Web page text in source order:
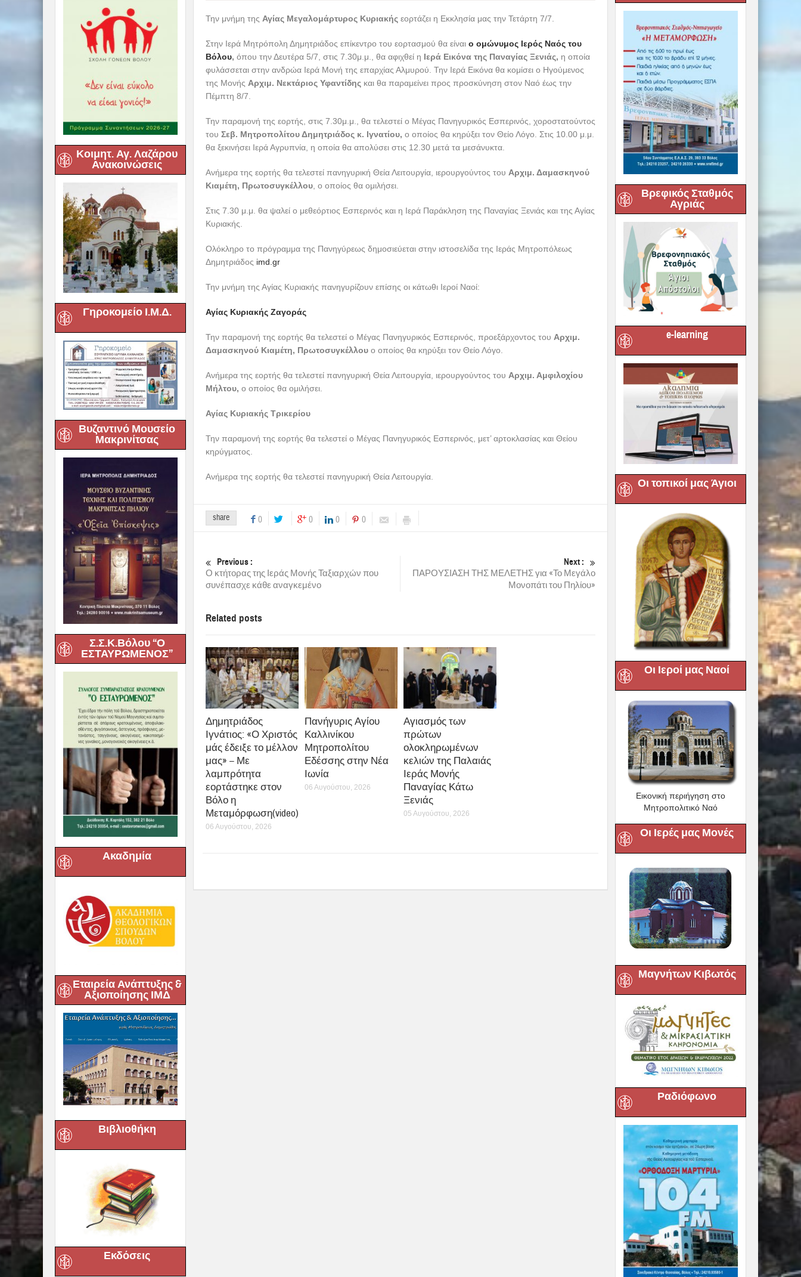
Κοιμητ. Αγ. Λαζάρου
Ανακοινώσεις
Γηροκομείο Ι.Μ.Δ.
Βυζαντινό Μουσείο
Μακρινίτσας
Σ.Σ.Κ.Βόλου “Ο
ΕΣΤΑΥΡΩΜΕΝΟΣ”
Ακαδημία
Εταιρεία Ανάπτυξης &
Αξιοποίησης ΙΜΔ
Βιβλιοθήκη
Εκδόσεις
Την μνήμη της Αγίας Μεγαλομάρτυρος Κυριακήςεορτάζει η Εκκλησία μας την Τετάρτη 7/7.
Στην Ιερά Μητρόπολη Δημητριάδος επίκεντρο του εορτασμού θα είναι ο ομώνυμος Ιερός Ναός του
Βόλου, όπου την Δευτέρα 5/7, στις 7.30μ.μ., θα αφιχθεί η Ιερά Εικόνα της Παναγίας Ξενιάς, η οποία
φυλάσσεται στην ανδρώα Ιερά Μονή της επαρχίας Αλμυρού. Την Ιερά Εικόνα θα κομίσει ο Ηγούμενος
της Μονής Αρχιμ. Νεκτάριος Υφαντίδηςκαι θα παραμείνει προς προσκύνηση στον Ναό έως την
Πέμπτη 8/7.
Την παραμονή της εορτής, στις 7.30μ.μ., θα τελεστεί ο Μέγας Πανηγυρικός Εσπερινός, χοροστατούντος
του Σεβ. Μητροπολίτου Δημητριάδος κ. Ιγνατίου, ο οποίος θα κηρύξει τον Θείο Λόγο. Στις 10.00 μ.μ.
θα ξεκινήσει Ιερά Αγρυπνία, η οποία θα απολύσει στις 12.30 μετά τα μεσάνυκτα.
Ανήμερα της εορτής θα τελεστεί πανηγυρική Θεία Λειτουργία, ιερουργούντος του Αρχιμ. Δαμασκηνού
Κιαμέτη, Πρωτοσυγκέλλου, ο οποίος θα ομιλήσει.
Στις 7.30 μ.μ. θα ψαλεί ο μεθεόρτιος Εσπερινός και η Ιερά Παράκληση της Παναγίας Ξενιάς και της Αγίας
Κυριακής.
Ολόκληρο το πρόγραμμα της Πανηγύρεως δημοσιεύεται στην ιστοσελίδα της Ιεράς Μητροπόλεως
Δημητριάδος imd.gr
Την μνήμη της Αγίας Κυριακής πανηγυρίζουν επίσης οι κάτωθι Ιεροί Ναοί:
Αγίας Κυριακής Ζαγοράς
Την παραμονή της εορτής θα τελεστεί ο Μέγας Πανηγυρικός Εσπερινός, προεξάρχοντος του Αρχιμ.
Δαμασκηνού Κιαμέτη, Πρωτοσυγκέλλουο οποίος θα κηρύξει τον Θείο Λόγο.
Ανήμερα της εορτής θα τελεστεί πανηγυρική Θεία Λειτουργία, ιερουργούντος του Αρχιμ. Αμφιλοχίου
Μήλτου, ο οποίος θα ομιλήσει.
Αγίας Κυριακής Τρικερίου
Την παραμονή της εορτής θα τελεστεί ο Μέγας Πανηγυρικός Εσπερινός, μετ’ αρτοκλασίας και Θείου
κηρύγματος.
Ανήμερα της εορτής θα τελεστεί πανηγυρική Θεία Λειτουργία.
share 0 0 0 0
Previous :
Ο κτήτορας της Ιεράς Μονής Ταξιαρχών που
συνέπασχε κάθε αναγκεμένο
Next :
ΠΑΡΟΥΣΙΑΣΗ ΤΗΣ ΜΕΛΕΤΗΣ για «Το Μεγάλο
Μονοπάτι του Πηλίου»
Related posts
Δημητριάδος
Ιγνάτιος: «Ο Χριστός
μάς έδειξε το μέλλον
μας» – Με
λαμπρότητα
εορτάστηκε στον
Βόλο η
Μεταμόρφωση(video)
06 Αυγούστου, 2026
Πανήγυρις Αγίου
Καλλινίκου
Μητροπολίτου
Εδέσσης στην Νέα
Ιωνία
06 Αυγούστου, 2026
Αγιασμός των
πρώτων
ολοκληρωμένων
κελιών της Παλαιάς
Ιεράς Μονής
Παναγίας Κάτω
Ξενιάς
05 Αυγούστου, 2026
Βρεφικός Σταθμός
Αγριάς
e-learning
Οι τοπικοί μας Άγιοι
Οι Ιεροί μας Ναοί
Εικονική περιήγηση στο
Μητροπολιτικό Ναό
Οι Ιερές μας Μονές
Μαγνήτων Κιβωτός
Ραδιόφωνο